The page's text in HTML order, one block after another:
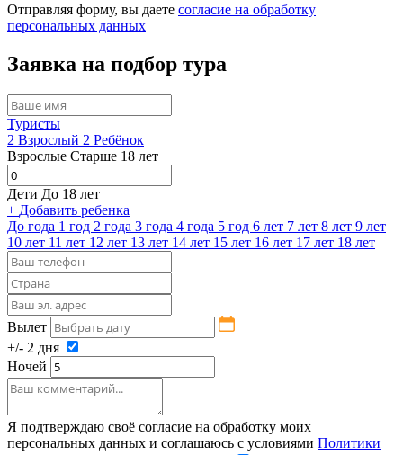
Отправляя форму, вы даете согласие на обработку
персональных данных
Заявка на подбор тура
Туристы
2 Взрослый 2 Ребёнок
Взрослые Старше 18 лет
Дети До 18 лет
+ Добавить ребенка
До года 1 год 2 года 3 года 4 года 5 год 6 лет 7 лет 8 лет 9 лет
10 лет 11 лет 12 лет 13 лет 14 лет 15 лет 16 лет 17 лет 18 лет
Вылет
+/- 2 дня
Ночей
Я подтверждаю своё согласие на обработку моих
персональных данных и соглашаюсь с условиями Политики